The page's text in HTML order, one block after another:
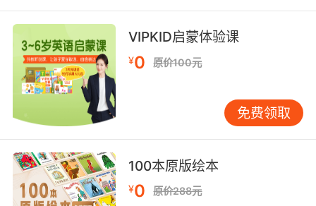
他没法穿过岛周围这片雷区
9. A grasshopper mouse tiptoes through a
living minefield.
食蝗鼠小心翼翼地穿过危机四伏的雷区
10. All we have to do is get over two 20foot
walls and a minefield.
现在我们要做的就是翻过两堵六米高的墙 还要穿
过一片地雷区
VIPKID启蒙体验课
¥0 原价100元
免费领取
100本原版绘本
¥0 原价288元